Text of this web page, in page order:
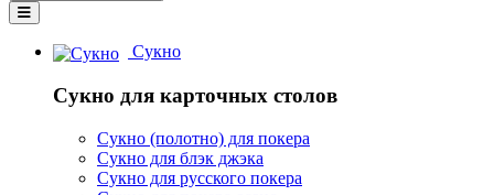
Сукно
Сукно для карточных столов
Сукно (полотно) для покера
Сукно для блэк джэка
Сукно для русского покера